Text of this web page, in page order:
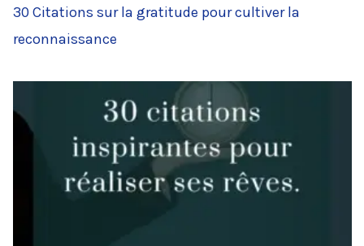
30 Citations sur la gratitude pour cultiver la
reconnaissance